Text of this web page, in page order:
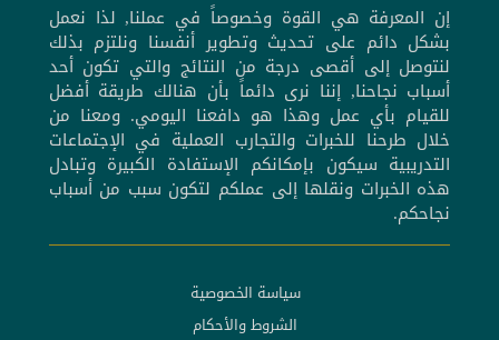
إن المعرفة هي القوة وخصوصاً في عملنا, لذا نعمل
بشكل دائم على تحديث وتطوير أنفسنا ونلتزم بذلك
لنتوصل إلى أقصى درجة من النتائج والتي تكون أحد
أسباب نجاحنا, إننا نرى دائماً بأن هنالك طريقة أفضل
للقيام بأي عمل وهذا هو دافعنا اليومي. ومعنا من
خلال طرحنا للخبرات والتجارب العملية في الإجتماعات
التدريبية سيكون بإمكانكم الإستفادة الكبيرة وتبادل
هذه الخبرات ونقلها إلى عملكم لتكون سبب من أسباب
نجاحكم.
سياسة الخصوصية
الشروط والأحكام